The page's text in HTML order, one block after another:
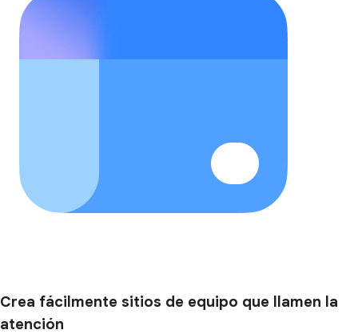
Crea fácilmente sitios de equipo que llamen la
atención